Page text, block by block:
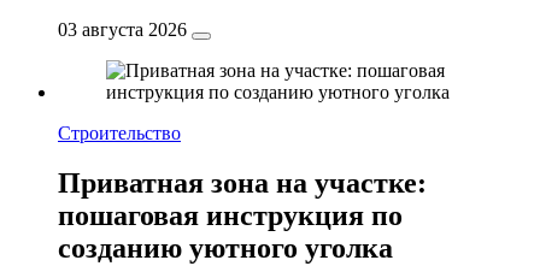
03 августа 2026
Строительство
Приватная зона на участке:
пошаговая инструкция по
созданию уютного уголка